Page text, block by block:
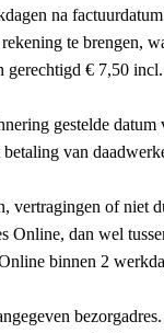
na
te brengen,
€ 7,50
gestelde
van
of
dan wel
binnen 2
bezorgadres.